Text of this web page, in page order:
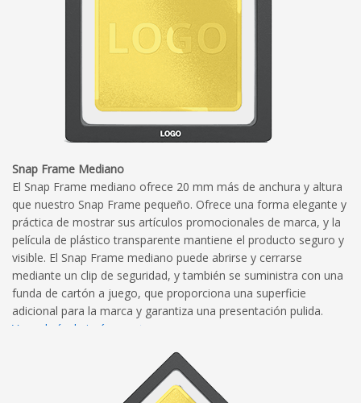
Snap Frame Mediano
El Snap Frame mediano ofrece 20 mm más de anchura y altura
que nuestro Snap Frame pequeño. Ofrece una forma elegante y
práctica de mostrar sus artículos promocionales de marca, y la
película de plástico transparente mantiene el producto seguro y
visible. El Snap Frame mediano puede abrirse y cerrarse
mediante un clip de seguridad, y también se suministra con una
funda de cartón a juego, que proporciona una superficie
adicional para la marca y garantiza una presentación pulida.
Ver galería de imágenes
Directrices de marca completas